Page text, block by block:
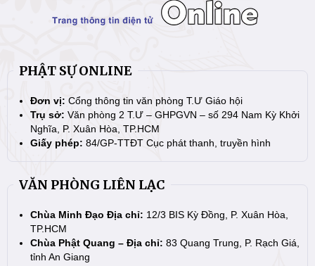
PHẬT SỰ ONLINE
Đơn vị: Cổng thông tin văn phòng T.Ư Giáo hội
Trụ sở: Văn phòng 2 T.Ư – GHPGVN – số 294 Nam Kỳ Khởi
Nghĩa, P. Xuân Hòa, TP.HCM
Giấy phép: 84/GP-TTĐT Cục phát thanh, truyền hình
VĂN PHÒNG LIÊN LẠC
Chùa Minh Đạo Địa chỉ: 12/3 BIS Kỳ Đồng, P. Xuân Hòa,
TP.HCM
Chùa Phật Quang – Địa chỉ: 83 Quang Trung, P. Rạch Giá,
tỉnh An Giang